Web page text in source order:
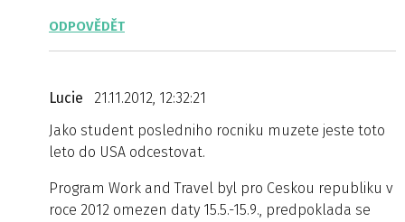
ODPOVĚDĚT
Lucie
21.11.2012, 12:32:21
Jako student posledniho rocniku muzete jeste toto
leto do USA odcestovat.
Program Work and Travel byl pro Ceskou republiku v
roce 2012 omezen daty 15.5.-15.9., predpoklada se